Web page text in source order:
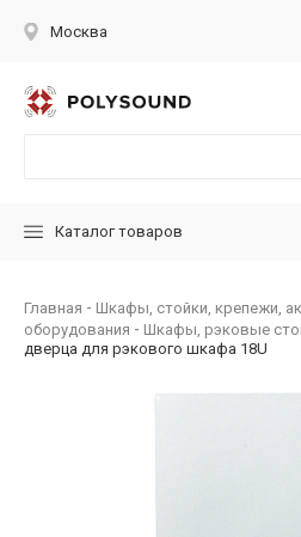
Москва
Каталог товаров
Главная
Шкафы, стойки, крепежи,
оборудования
Шкафы, рэковые
дверца для рэкового шкафа 18U